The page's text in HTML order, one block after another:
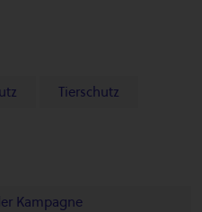
Tierschutz
Kampagne